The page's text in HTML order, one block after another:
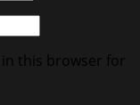
in this browser for